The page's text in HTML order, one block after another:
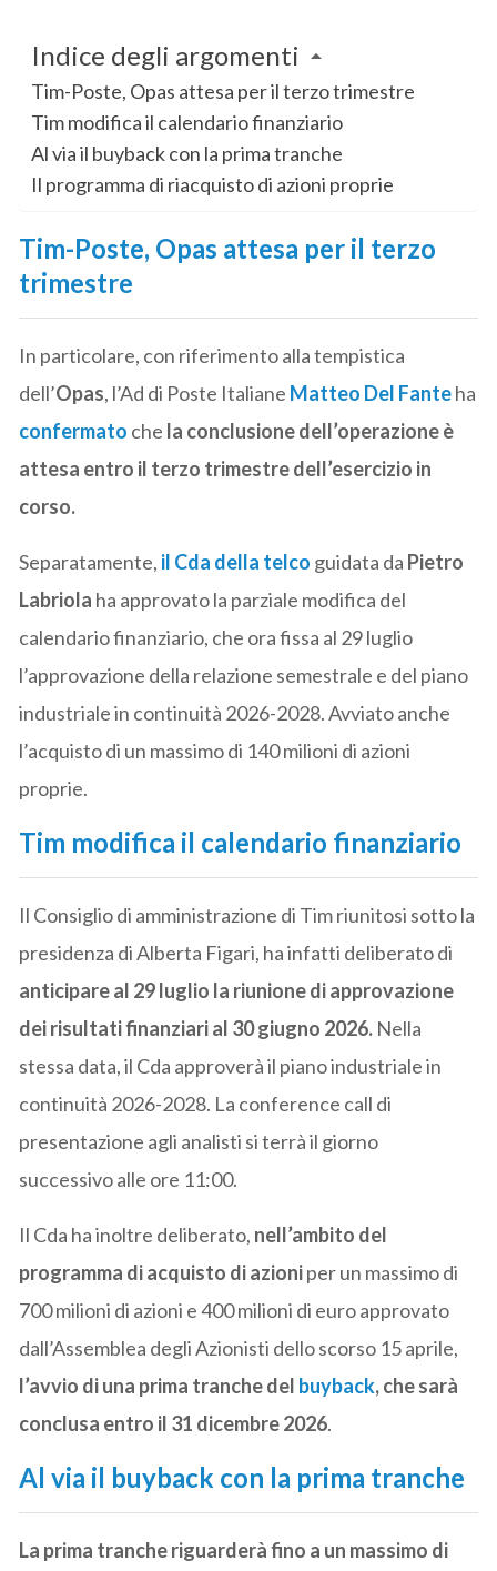
Indice degli argomenti
Tim-Poste, Opas attesa per il terzo trimestre
Tim modifica il calendario finanziario
Al via il buyback con la prima tranche
Il programma di riacquisto di azioni proprie
Tim-Poste, Opas attesa per il terzo
trimestre
In particolare, con riferimento alla tempistica
dell’Opas, l’Ad di Poste Italiane Matteo Del Fanteha
confermato che la conclusione dell’operazione è
attesa entro il terzo trimestre dell’esercizio in
corso.
Separatamente, il Cda della telco guidata da Pietro
Labriola ha approvato la parziale modifica del
calendario finanziario, che ora fissa al 29 luglio
l’approvazione della relazione semestrale e del piano
industriale in continuità 2026-2028. Avviato anche
l’acquisto di un massimo di 140 milioni di azioni
proprie.
Tim modifica il calendario finanziario
Il Consiglio di amministrazione di Tim riunitosi sotto la
presidenza di Alberta Figari, ha infatti deliberato di
anticipare al 29 luglio la riunione di approvazione
dei risultati finanziari al 30 giugno 2026. Nella
stessa data, il Cda approverà il piano industriale in
continuità 2026-2028. La conference call di
presentazione agli analisti si terrà il giorno
successivo alle ore 11:00.
Il Cda ha inoltre deliberato, nell’ambito del
programma di acquisto di azioniper un massimo di
700 milioni di azioni e 400 milioni di euro approvato
dall’Assemblea degli Azionisti dello scorso 15 aprile,
l’avvio di una prima tranche del buyback, che sarà
conclusa entro il 31 dicembre 2026.
Al via il buyback con la prima tranche
La prima tranche riguarderà fino a un massimo di